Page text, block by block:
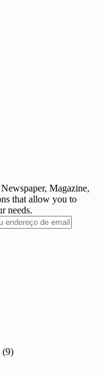
Magazine,
that allow you to
needs.
(9)